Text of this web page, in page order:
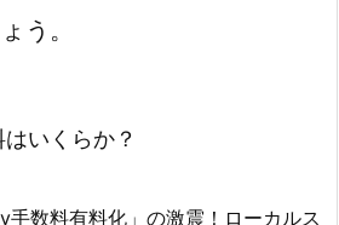
う。
いくらか？
手数料有料化」の激震！ローカルス